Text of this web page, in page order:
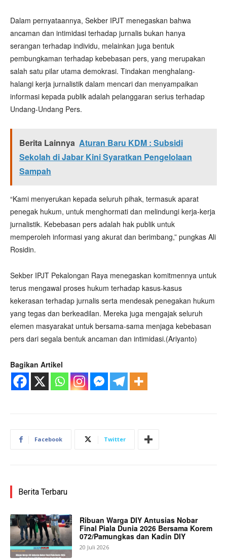
Dalam pernyataannya, Sekber IPJT menegaskan bahwa
ancaman dan intimidasi terhadap jurnalis bukan hanya
serangan terhadap individu, melainkan juga bentuk
pembungkaman terhadap kebebasan pers, yang merupakan
salah satu pilar utama demokrasi. Tindakan menghalang-
halangi kerja jurnalistik dalam mencari dan menyampaikan
informasi kepada publik adalah pelanggaran serius terhadap
Undang-Undang Pers.
Berita Lainnya Aturan Baru KDM : Subsidi
Sekolah di Jabar Kini Syaratkan Pengelolaan
Sampah
“Kami menyerukan kepada seluruh pihak, termasuk aparat
penegak hukum, untuk menghormati dan melindungi kerja-kerja
jurnalistik. Kebebasan pers adalah hak publik untuk
memperoleh informasi yang akurat dan berimbang,” pungkas Ali
Rosidin.
Sekber IPJT Pekalongan Raya menegaskan komitmennya untuk
terus mengawal proses hukum terhadap kasus-kasus
kekerasan terhadap jurnalis serta mendesak penegakan hukum
yang tegas dan berkeadilan. Mereka juga mengajak seluruh
elemen masyarakat untuk bersama-sama menjaga kebebasan
pers dari segala bentuk ancaman dan intimidasi.(Ariyanto)
Bagikan Artikel
Facebook Twitter
Berita Terbaru
Ribuan Warga DIY Antusias Nobar
Final Piala Dunia 2026 Bersama Korem
072/Pamungkas dan Kadin DIY
20 Juli 2026